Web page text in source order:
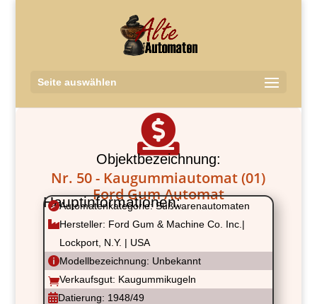
Seite auswählen

Objektbezeichnung:
Nr. 50 - Kaugummiautomat (01)
Ford Gum Automat
Hauptinformationen:
Automatenkategorie: Süßwarenautomaten
Hersteller: Ford Gum & Machine Co. Inc.|
Lockport, N.Y. | USA
Modellbezeichnung: Unbekannt
Verkaufsgut: Kaugummikugeln
Datierung: 1948/49